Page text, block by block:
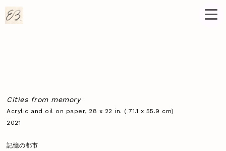
Cities from memory
Acrylic and oil on paper, 28 x 22 in. ( 71.1 x 55.9 cm)
2021
記憶の都市